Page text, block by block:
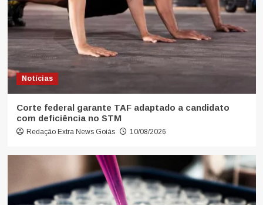
Notícias
Corte federal garante TAF adaptado a candidato
com deficiência no STM
Redação Extra News Goiás 10/08/2026